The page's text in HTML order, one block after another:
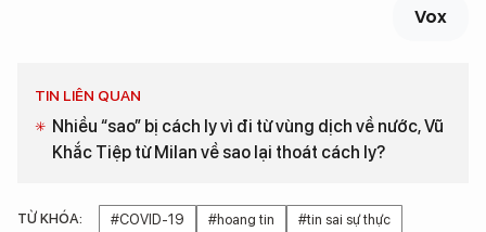
Vox
TIN LIÊN QUAN
Nhiều “sao” bị cách ly vì đi từ vùng dịch về nước, Vũ
Khắc Tiệp từ Milan về sao lại thoát cách ly?
TỪ KHÓA: #COVID-19 #hoang tin #tin sai sự thực